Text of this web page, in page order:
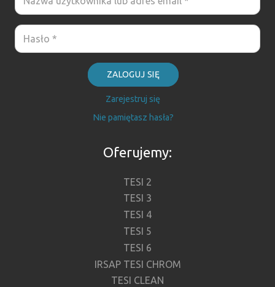
ZALOGUJ SIĘ
Zarejestruj się
Nie pamiętasz hasła?
Oferujemy:
TESI 2
TESI 3
TESI 4
TESI 5
TESI 6
IRSAP TESI CHROM
TESI CLEAN